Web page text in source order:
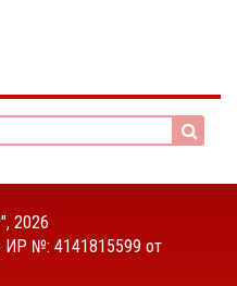
, 2026
ИР №: 4141815599 от